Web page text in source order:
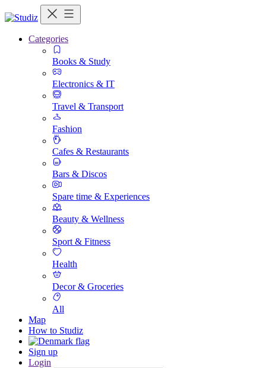
Categories
Books & Study
Electronics & IT
Travel & Transport
Fashion
Cafes & Restaurants
Bars & Discos
Spare time & Experiences
Beauty & Wellness
Sport & Fitness
Health
Decor & Groceries
All
Map
How to Studiz
Sign up
Login